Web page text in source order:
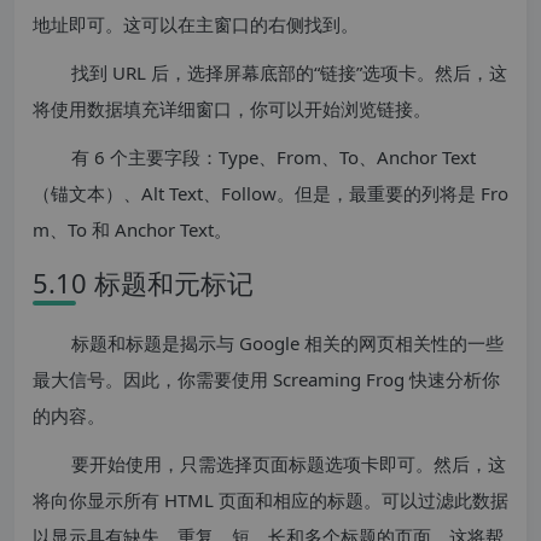
地址即可。这可以在主窗口的右侧找到。
找到 URL 后，选择屏幕底部的“链接”选项卡。然后，这
将使用数据填充详细窗口，你可以开始浏览链接。
有 6 个主要字段：Type、From、To、Anchor Text
（锚文本）、Alt Text、Follow。但是，最重要的列将是 Fro
m、To 和 Anchor Text。
5.10 标题和元标记
标题和标题是揭示与 Google 相关的网页相关性的一些
最大信号。因此，你需要使用 Screaming Frog 快速分析你
的内容。
要开始使用，只需选择页面标题选项卡即可。然后，这
将向你显示所有 HTML 页面和相应的标题。可以过滤此数据
以显示具有缺失，重复，短，长和多个标题的页面。这将帮